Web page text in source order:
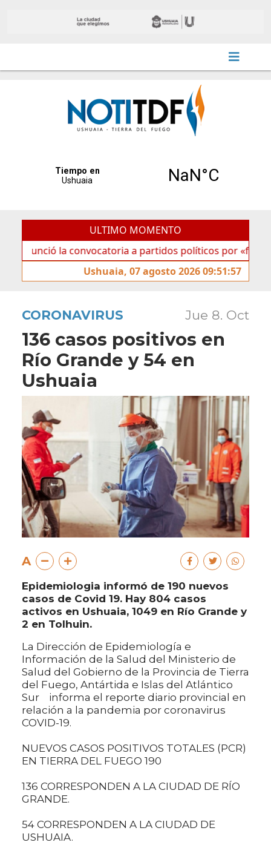
ULTIMO MOMENTO
la convocatoria a partidos políticos por «ficha limpia»
Ushuaia, 07 agosto 2026 09:51:57
CORONAVIRUS Jue 8. Oct
136 casos positivos en
Río Grande y 54 en
Ushuaia
A
Epidemiologia informó de 190 nuevos
casos de Covid 19. Hay 804 casos
activos en Ushuaia, 1049 en Río Grande y
2 en Tolhuin.
La Dirección de Epidemiología e
Información de la Salud del Ministerio de
Salud del Gobierno de la Provincia de Tierra
del Fuego, Antártida e Islas del Atlántico
Sur informa el reporte diario provincial en
relación a la pandemia por coronavirus
COVID-19.
NUEVOS CASOS POSITIVOS TOTALES (PCR)
EN TIERRA DEL FUEGO 190
136 CORRESPONDEN A LA CIUDAD DE RÍO
GRANDE.
54 CORRESPONDEN A LA CIUDAD DE
USHUAIA.